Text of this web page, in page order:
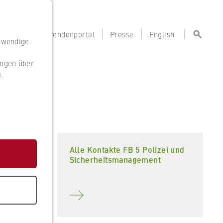
Lehrendenportal Presse English
Alle Kontakte FB 5 Polizei und
Sicherheitsmanagement
über